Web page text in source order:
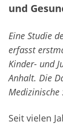
und
Eine Studie
erfasst
Kinder- und
Anhalt. Die
Medizinische
Seit vielen